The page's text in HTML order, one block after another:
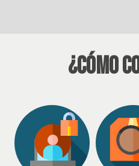
¿Cómo